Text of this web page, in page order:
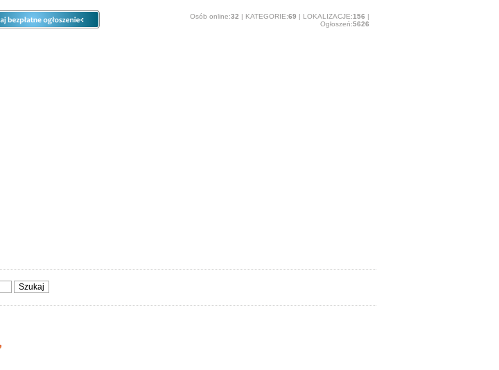
Osób online:32 | KATEGORIE:69 | LOKALIZACJE:156 |
Ogłoszeń:5626
Zwierzęta - Brzeg Dolny - Oferuję i Poszukuję